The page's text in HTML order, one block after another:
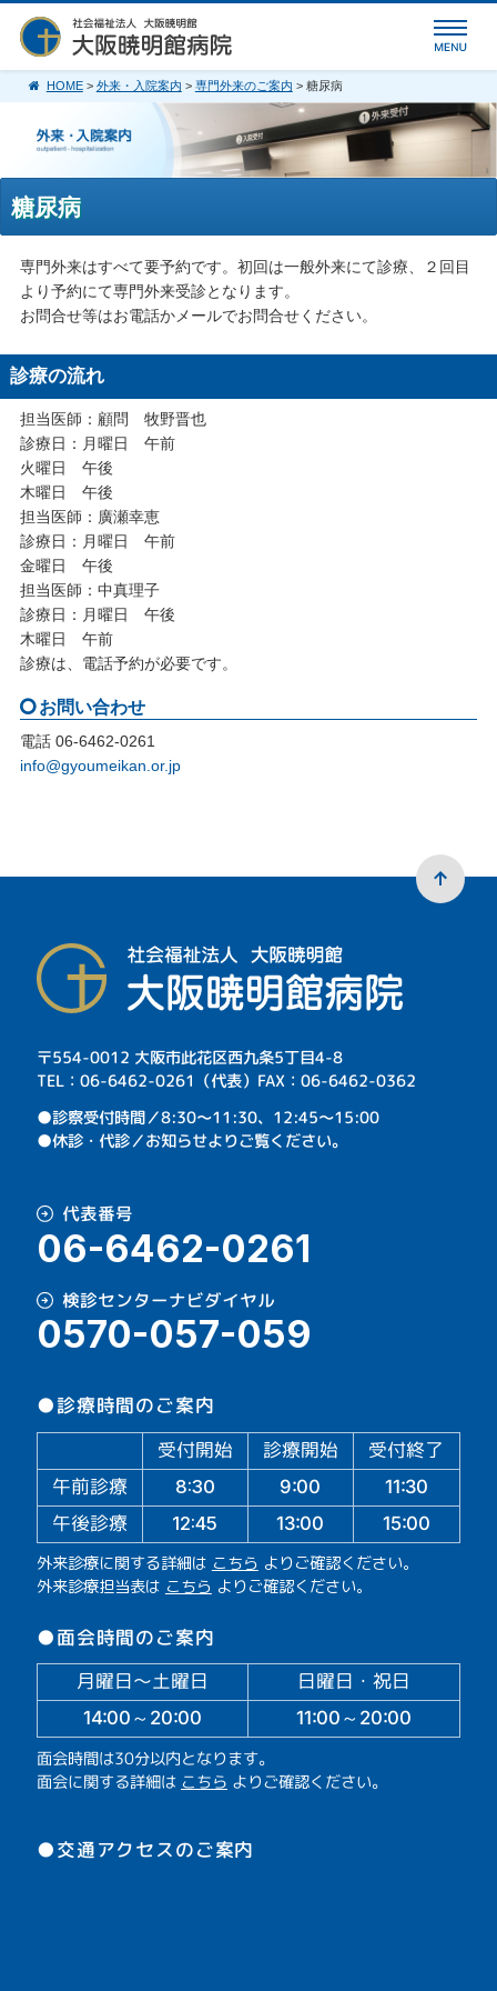
HOME> 外来・入院案内 > 専門外来のご案内 > 糖尿病
糖尿病
専門外来はすべて要予約です。初回は一般外来にて診療、２回目
より予約にて専門外来受診となります。
お問合せ等はお電話かメールでお問合せください。
診療の流れ
担当医師：顧問 牧野晋也
診療日：月曜日 午前
火曜日 午後
木曜日 午後
担当医師：廣瀬幸恵
診療日：月曜日 午前
金曜日 午後
担当医師：中真理子
診療日：月曜日 午後
木曜日 午前
診療は、電話予約が必要です。
お問い合わせ
電話 06-6462-0261
info@gyoumeikan.or.jp
〒554-0012 大阪市此花区西九条5丁目4-8
TEL：06-6462-0261（代表）FAX：06-6462-0362
⁩●診察受付時間／8:30～11:30、12:45～15:00
●休診・代診／お知らせよりご覧ください。
代表番号
06-6462-0261
検診センターナビダイヤル
0570-057-059
●診療時間のご案内
受付開始 診療開始
受付終了
午前診療
8:30 9:00 11:30
午後診療 12:45 13:00 15:00
外来診療に関する詳細は こちら よりご確認ください。
外来診療担当表は こちら よりご確認ください。
●面会時間のご案内
月曜日～土曜日 日曜日・祝日
14:00～20:00 11:00～20:00
面会時間は30分以内となります。
面会に関する詳細は こちら よりご確認ください。
●交通アクセスのご案内